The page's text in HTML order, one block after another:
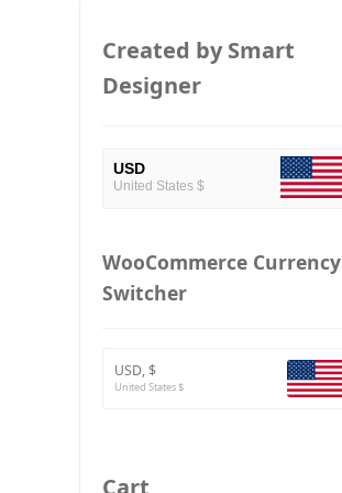
Created by Smart
Designer
USD
United States $
BTC
Ethereum
Japan Yena
WooCommerce Currency
Switcher
USD, $
United States $